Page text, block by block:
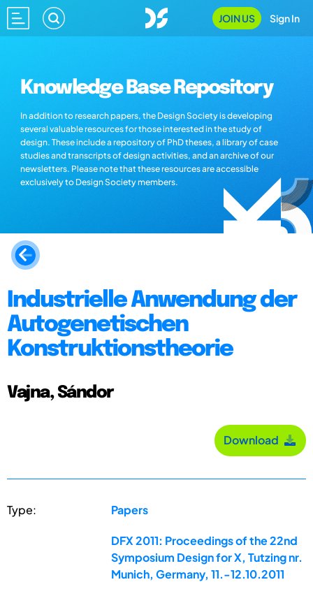
JOIN US Sign In
Knowledge Base Repository
In addition to research papers, the Design Society is developing
several valuable resources for those interested in the study of
design. These include a repository of PhD theses, a library of case
studies and transcripts of design activities, and an archive of our
newsletters. Please note that these resources are accessible
exclusively to Design Society members.
Industrielle Anwendung der
Autogenetischen
Konstruktionstheorie
Vajna, Sándor
Download
Type: Papers
DFX 2011: Proceedings of the 22nd
Symposium Design for X, Tutzing nr.
Munich, Germany, 11.-12.10.2011